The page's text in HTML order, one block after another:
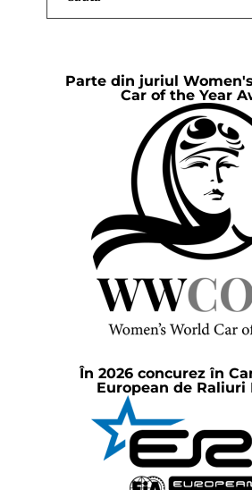
Parte din juriul
Car of the Year
În 2026 concurez în
European de Raliuri